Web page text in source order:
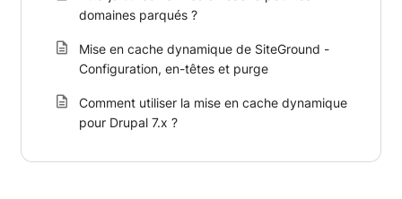
domaines parqués ?
Mise en cache dynamique de SiteGround -
Configuration, en-têtes et purge
Comment utiliser la mise en cache dynamique
pour Drupal 7.x ?